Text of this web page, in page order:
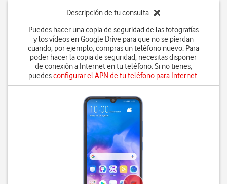
Descripción de tu consulta
Puedes hacer una copia de seguridad de las fotografías
y los vídeos en Google Drive para que no se pierdan
cuando, por ejemplo, compras un teléfono nuevo. Para
poder hacer la copia de seguridad, necesitas disponer
de conexión a Internet en tu teléfono. Si no tienes,
puedesconfigurar el APN de tu teléfono para Internet.